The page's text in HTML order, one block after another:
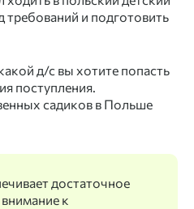
и подготовить
д/с вы хотите попасть
поступления.
садиков в Польше
достаточное
к